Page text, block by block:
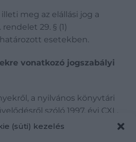
(süti) kezelés
illeti meg az elállási jog a
rendelet 29. § (1)
esetekben.
vonatkozó jogszabályi
a nyilvános könyvtári
szóló 1997. évi CXL.
§; 72/E § valamint 72/F §-a